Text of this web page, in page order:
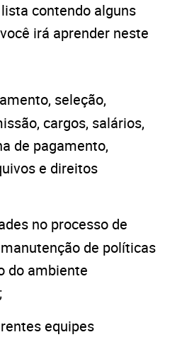
contendo alguns
irá aprender neste
seleção,
cargos, salários,
de pagamento,
e direitos
no processo de
de políticas
do ambiente
equipes